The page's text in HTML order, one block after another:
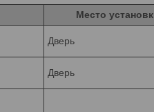
Место
Дверь
Дверь